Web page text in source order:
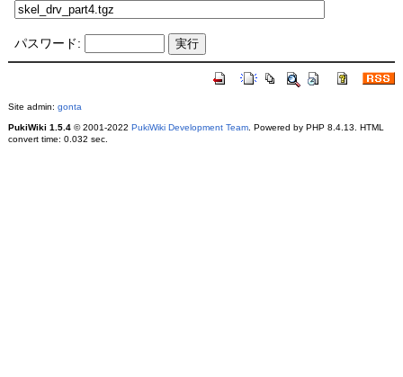
パスワード:
Site admin: gonta
PukiWiki 1.5.4© 2001-2022 PukiWiki Development Team. Powered by PHP 8.4.13. HTML
convert time: 0.032 sec.